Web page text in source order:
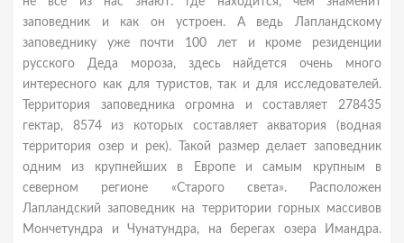
заповедник и как он устроен. А ведь Лапландскому
заповеднику уже почти 100 лет и кроме резиденции
русского Деда мороза, здесь найдется очень много
интересного как для туристов, так и для исследователей.
Территория заповедника огромна и составляет 278435
гектар, 8574 из которых составляет акватория (водная
территория озер и рек). Такой размер делает заповедник
одним из крупнейших в Европе и самым крупным в
северном регионе «Старого света». Расположен
Лапландский заповедник на территории горных массивов
Мончетундра и Чунатундра, на берегах озера Имандра.